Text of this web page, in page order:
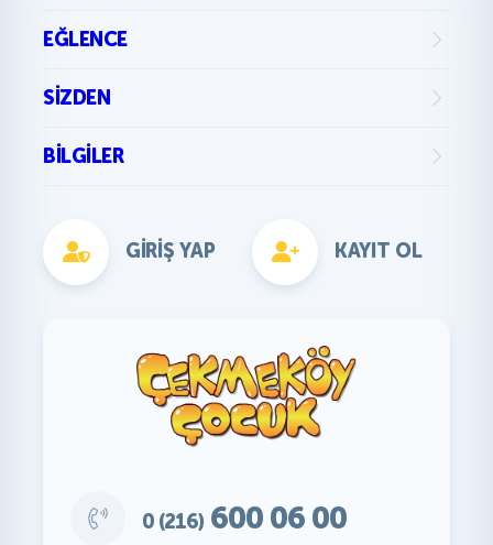
EĞLENCE
SIZDEN
BILGILER
GIRIŞ YAP KAYIT OL
0 (216) 600 06 00